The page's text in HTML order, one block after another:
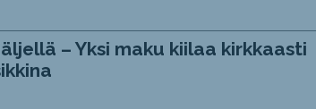
– Yksi maku kiilaa kirkkaasti